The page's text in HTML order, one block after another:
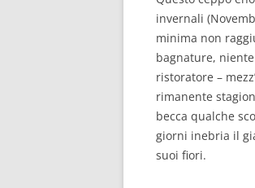
invernali
minima non
bagnature,
ristoratore –
rimanente
becca qualche
giorni inebria il
suoi fiori.